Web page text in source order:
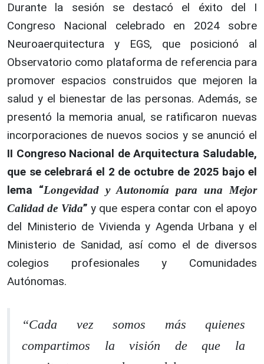
Durante la sesión se destacó el éxito del I
Congreso Nacional celebrado en 2024 sobre
Neuroaerquitectura y EGS, que posicionó al
Observatorio como plataforma de referencia para
promover espacios construidos que mejoren la
salud y el bienestar de las personas. Además, se
presentó la memoria anual, se ratificaron nuevas
incorporaciones de nuevos socios y se anunció el
II Congreso Nacional de Arquitectura Saludable,
que se celebrará el 2 de octubre de 2025 bajo el
lema “Longevidad y Autonomía para una Mejor
Calidad de Vida” y que espera contar con el apoyo
del Ministerio de Vivienda y Agenda Urbana y el
Ministerio de Sanidad, así como el de diversos
colegios profesionales y Comunidades
Autónomas.
“Cada vez somos más quienes
compartimos la visión de que la